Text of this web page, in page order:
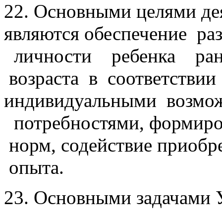
22. Основными целями
являются обеспечение
личности ребенка
возраста в
индивидуальными
потребностями,
норм, содействие
опыта.
23. Основными задачами